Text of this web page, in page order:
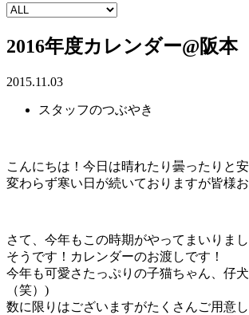
2016年度カレンダー@阪本
2015.11.03
スタッフのつぶやき
こんにちは！今日は晴れたり曇ったりと
変わらず寒い日が続いておりますが皆様
さて、今年もこの時期がやってまいりま
そうです！カレンダーのお渡しです！
今年も可愛さたっぷりの子猫ちゃん、仔
（笑）)
数に限りはございますがたくさんご用意